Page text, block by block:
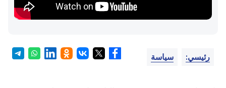
رئيسي: سياسة